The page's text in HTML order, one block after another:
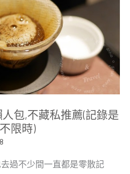
包,不藏私推薦(記錄是
限時)
過不少間一直都是零散記